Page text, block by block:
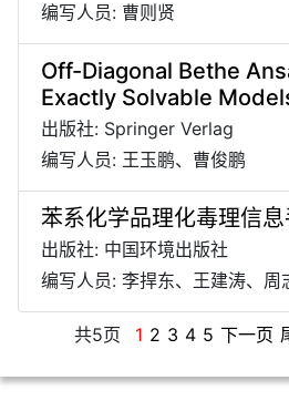
编写人员: 曹则贤
Off-Diagonal Bethe
Exactly Solvable
出版社: Springer Verlag
编写人员: 王玉鹏、曹俊鹏
苯系化学品理化毒理信
出版社: 中国环境出版社
编写人员: 李捍东、王建涛、周
共5页 1 2 3 4 5 下一页